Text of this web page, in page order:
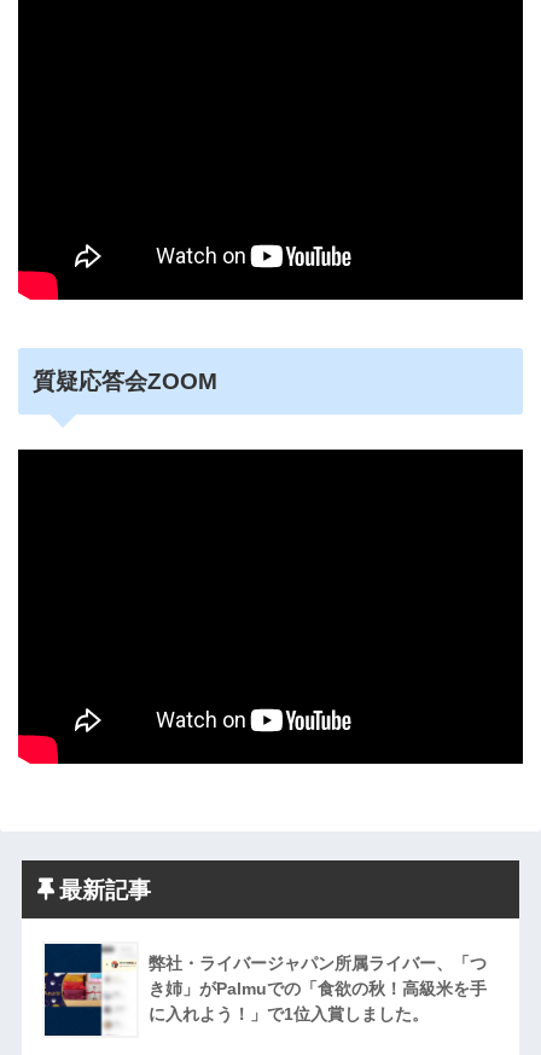
質疑応答会ZOOM
最新記事
弊社・ライバージャパン所属ライバー、「つ
き姉」がPalmuでの「食欲の秋！高級米を手
に入れよう！」で1位入賞しました。